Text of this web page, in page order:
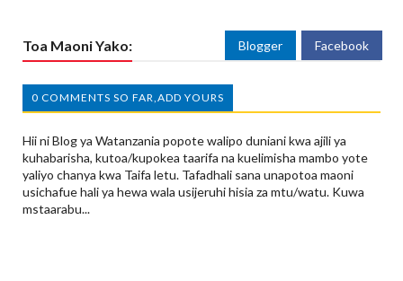
Toa Maoni Yako: Blogger Facebook
0 COMMENTS SO FAR,ADD YOURS
Hii ni Blog ya Watanzania popote walipo duniani kwa ajili ya
kuhabarisha, kutoa/kupokea taarifa na kuelimisha mambo yote
yaliyo chanya kwa Taifa letu. Tafadhali sana unapotoa maoni
usichafue hali ya hewa wala usijeruhi hisia za mtu/watu. Kuwa
mstaarabu...